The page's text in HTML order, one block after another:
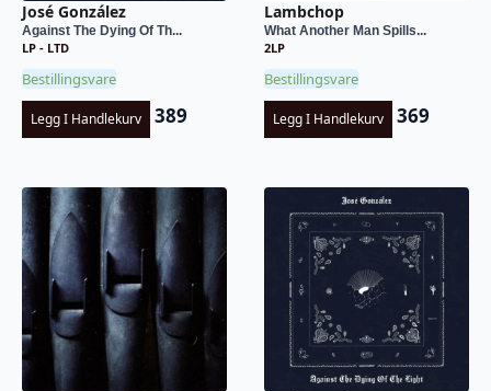
José González
Against The Dying Of Th...
LP - LTD
Bestillingsvare
Legg I Handlekurv 389
Lambchop
What Another Man Spills...
2LP
Bestillingsvare
Legg I Handlekurv 369